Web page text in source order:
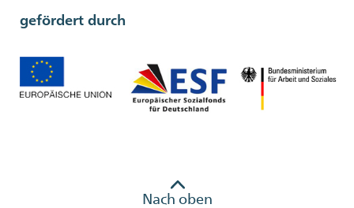
gefördert durch
Nach oben